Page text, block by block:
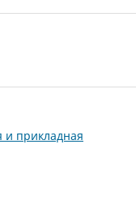
прикладная